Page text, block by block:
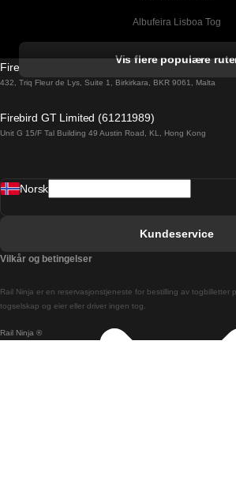
Albufeira Lisboa Tog
Barcelona Madrid Tog
Barcelona Sevilla Tog
Budapest Prague Tog
Vis flere populære
Firebird GT Limited (OC 1451)
432, Triq Fleur de Lys, Suite 1, Birkirkara, BKR 9061, Malta
Firebird GT Limited (61211989)
Unit G 15/F Tal Building 49 Austin Road, KL, Hong Kong
Rail Ninja ®
Rail Ninja er en reservasjons­tjeneste for bestilling av togbilletter
togselskap og eier eller driver ingen tog.
Norsk
Kundeservice
Vilkår og betingelser